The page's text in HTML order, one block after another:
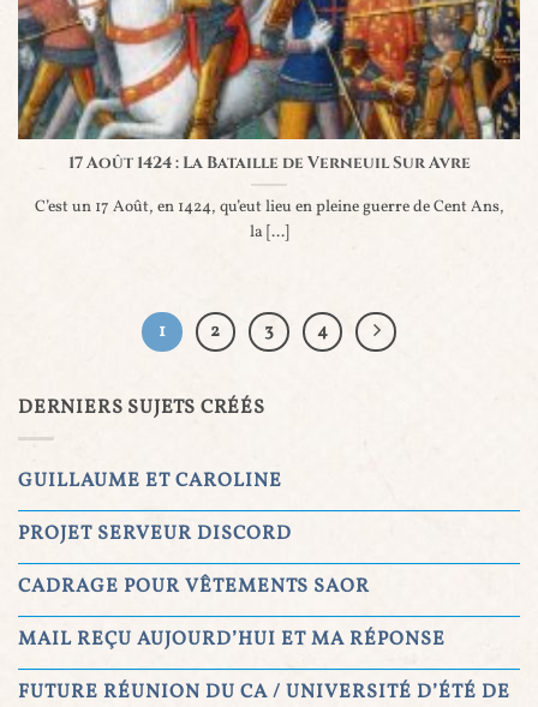
17 Août 1424 : La Bataille de Verneuil Sur Avre
C’est un 17 Août, en 1424, qu’eut lieu en pleine guerre de Cent Ans,
la [...]
1 2 3 4
DERNIERS SUJETS CRÉÉS
GUILLAUME ET CAROLINE
PROJET SERVEUR DISCORD
CADRAGE POUR VÊTEMENTS SAOR
MAIL REÇU AUJOURD’HUI ET MA RÉPONSE
FUTURE RÉUNION DU CA / UNIVERSITÉ D’ÉTÉ DE